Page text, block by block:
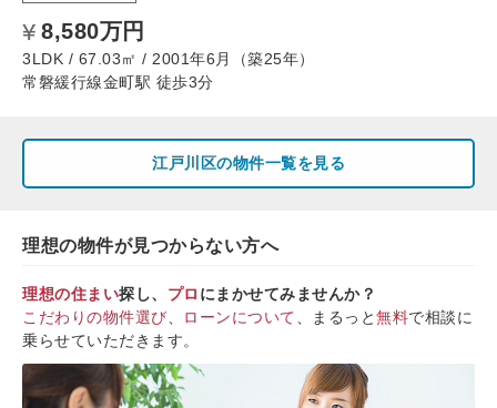
8,580万円
3LDK / 67.03㎡ / 2001年6月（築25年）
常磐緩行線金町駅 徒歩3分
江戸川区の物件一覧を見る
理想の物件が見つからない方へ
理想の住まい探し、 プロ にまかせてみませんか？
こだわりの物件選び
ローンについて 、まるっと無料で相談に
乗らせていただきます。